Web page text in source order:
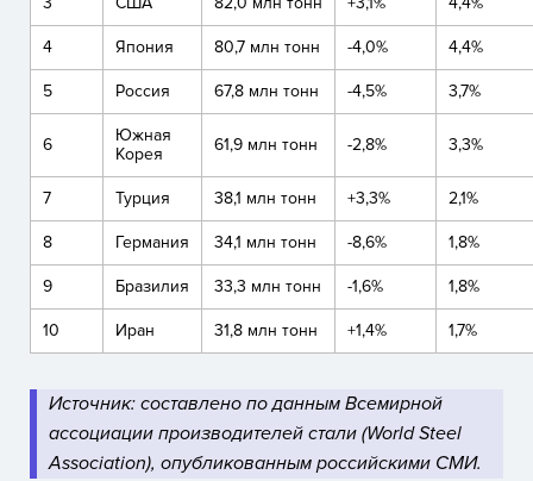
4 Япония 80,7 млн тонн -4,0% 4,4%
5 Россия 67,8 млн тонн -4,5% 3,7%
6
Южная
Корея
61,9 млн тонн -2,8% 3,3%
7 Турция 38,1 млн тонн +3,3% 2,1%
8 Германия 34,1 млн тонн -8,6% 1,8%
9 Бразилия 33,3 млн тонн -1,6% 1,8%
10 Иран 31,8 млн тонн +1,4% 1,7%
Источник: составлено по данным Всемирной
ассоциации производителей стали (World Steel
Association), опубликованным российскими СМИ.